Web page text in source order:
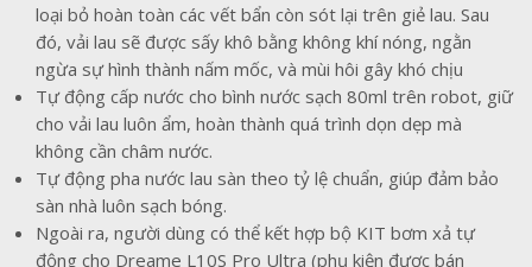
loại bỏ hoàn toàn các vết bẩn còn sót lại trên giẻ lau. Sau
đó, vải lau sẽ được sấy khô bằng không khí nóng, ngằn
ngừa sự hình thành nấm mốc, và mùi hôi gây khó chịu
Tự động cấp nước cho bình nước sạch 80ml trên robot, giữ
cho vải lau luôn ẩm, hoàn thành quá trình dọn dẹp mà
không cần châm nước.
Tự động pha nước lau sàn theo tỷ lệ chuẩn, giúp đảm bảo
sàn nhà luôn sạch bóng.
Ngoài ra, người dùng có thể kết hợp bộ KIT bơm xả tự
động cho Dreame L10S Pro Ultra (phụ kiện được bán